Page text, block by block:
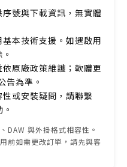
號與下載資訊，無實體
本技術支援。如遇啟用
原廠政策維護；軟體更
告為準。
或安裝疑問，請聯繫
DAW 與外掛格式相容性。
前如需更改訂單，請先與客